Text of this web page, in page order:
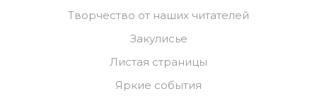
Творчество от наших читателей
Закулисье
Листая страницы
Яркие события